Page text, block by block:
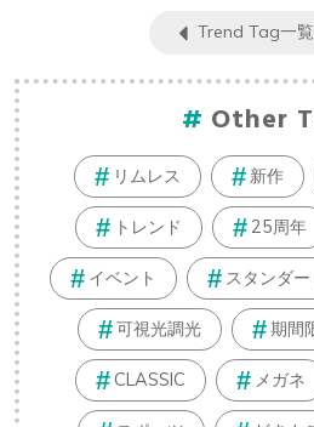
Trend Tag一
Other
リムレス 新作
トレンド 25周年
イベント スタンダー
可視光調光 期間
CLASSIC メガネ